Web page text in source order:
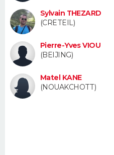
COPAINS D'AVANT
S'inscrire
Se connecter
Lycées
Collèges
Primaires
Universités
Entreprises
Service militaire
Avis de recherche
AVIS DE DÉCÈS
FORUM
Sylvain THEZARD
(CRETEIL)
Pierre-Yves VIOU
(BEIJING)
Matel KANE
(NOUAKCHOTT)